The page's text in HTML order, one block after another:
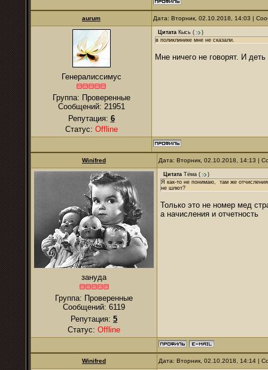
аurum Дата: Вторник, 02.10.2018, 14:03 |
Генералиссимус
Группа: Проверенные
Сообщений: 21951
Репутация: 6
Статус: Offline
Цитата Кысь (
)
в поликлинике мне не сказали.
Мне ничего не говорят. И
Winifred Дата: Вторник, 02.10.2018, 14:13 |
зануда
Группа: Проверенные
Сообщений: 6119
Репутация: 5
Статус: Offline
Цитата Тёма (
)
Я как-то не понимаю, там же
не шлют?
Только это не номер мед
а начисления и отчетность
Winifred Дата: Вторник, 02.10.2018, 14:14 |